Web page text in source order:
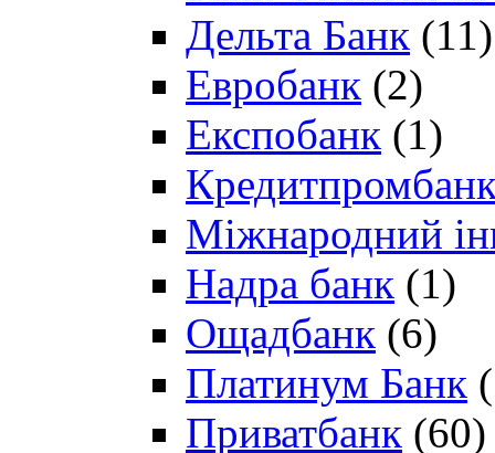
Дельта Банк (11)
Евробанк (2)
Експобанк (1)
Міжнародний
Надра банк (1)
Ощадбанк (6)
Платинум Банк
Приватбанк (60)